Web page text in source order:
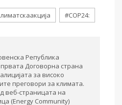
#COP24:
Република
Договорна страна
за високо
преговори за климата.
веб-страницата на
(Energy Community)